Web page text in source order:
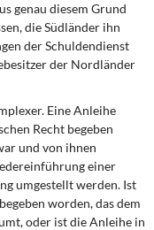
genau diesem Grund
die Südländer ihn
der Schuldendienst
der Nordländer
Eine Anleihe
Recht begeben
und von ihnen
einer
umgestellt werden. Ist
worden, das dem
oder ist die Anleihe in